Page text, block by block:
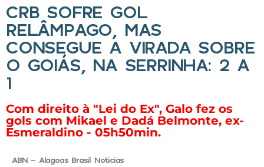
CRB SOFRE GOL
RELÂMPAGO, MAS
CONSEGUE A VIRADA SOBRE
O GOIÁS, NA SERRINHA: 2 A
1
Com direito à "Lei do Ex", Galo fez os
gols com Mikael e Dadá Belmonte, ex-
Esmeraldino - 05h50min.
ABN - Alagoas Brasil Noticias